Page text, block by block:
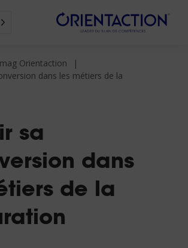
Orientaction
dans les métiers de la
sa
dans
de la